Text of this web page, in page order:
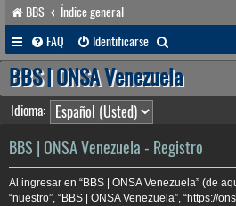
BBS
Índice general
FAQ
Identificarse
u
s
a
r
BBS | ONSA Venezuela
Idioma:
BBS | ONSA Venezuela - Registro
Al ingresar en “BBS | ONSA Venezuela” (de
“nuestro”, “BBS | ONSA Venezuela”, “https://